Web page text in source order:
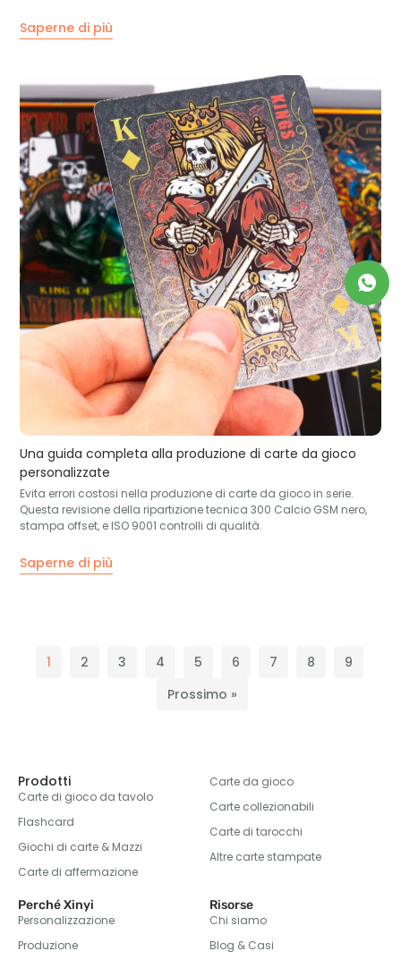
Saperne di più
Una guida completa alla produzione di carte da gioco
personalizzate
Evita errori costosi nella produzione di carte da gioco in serie.
Questa revisione della ripartizione tecnica 300 Calcio GSM nero,
stampa offset, e ISO 9001 controlli di qualità.
Saperne di più
1 2 3 4 5 6 7 8
9
Prossimo »
Prodotti
Carte di gioco da tavolo
Flashcard
Giochi di carte & Mazzi
Carte di affermazione
Carte da gioco
Carte collezionabili
Carte di tarocchi
Altre carte stampate
Perché Xinyi
Personalizzazione
Produzione
Risorse
Chi siamo
Blog & Casi